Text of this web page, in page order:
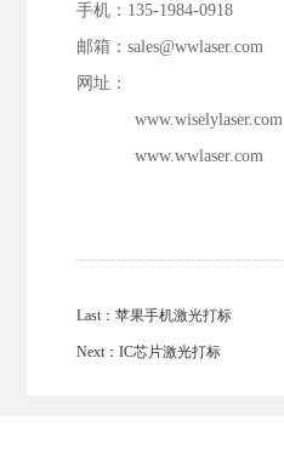
手机：135-1984-0918
邮箱： sales@wwlaser.com
网址：
www.wiselylaser.com
www.wwlaser.com
Last： 苹果手机激光打标
Next： IC芯片激光打标